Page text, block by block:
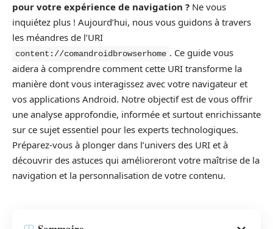
pour votre expérience de navigation ? Ne vous
inquiétez plus ! Aujourd’hui, nous vous guidons à travers
les méandres de l’URI
content://comandroidbrowserhome . Ce guide vous
aidera à comprendre comment cette URI transforme la
manière dont vous interagissez avec votre navigateur et
vos applications Android. Notre objectif est de vous offrir
une analyse approfondie, informée et surtout enrichissante
sur ce sujet essentiel pour les experts technologiques.
Préparez-vous à plonger dans l’univers des URI et à
découvrir des astuces qui amélioreront votre maîtrise de la
navigation et la personnalisation de votre contenu.